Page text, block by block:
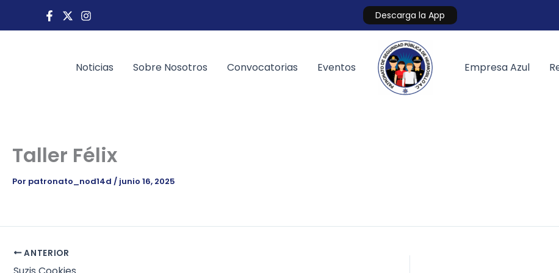
Descarga la App
Noticias Sobre Nosotros Convocatorias Eventos Empresa Azul
Taller Félix
Por patronato_nod14d / junio 16, 2025
ANTERIOR